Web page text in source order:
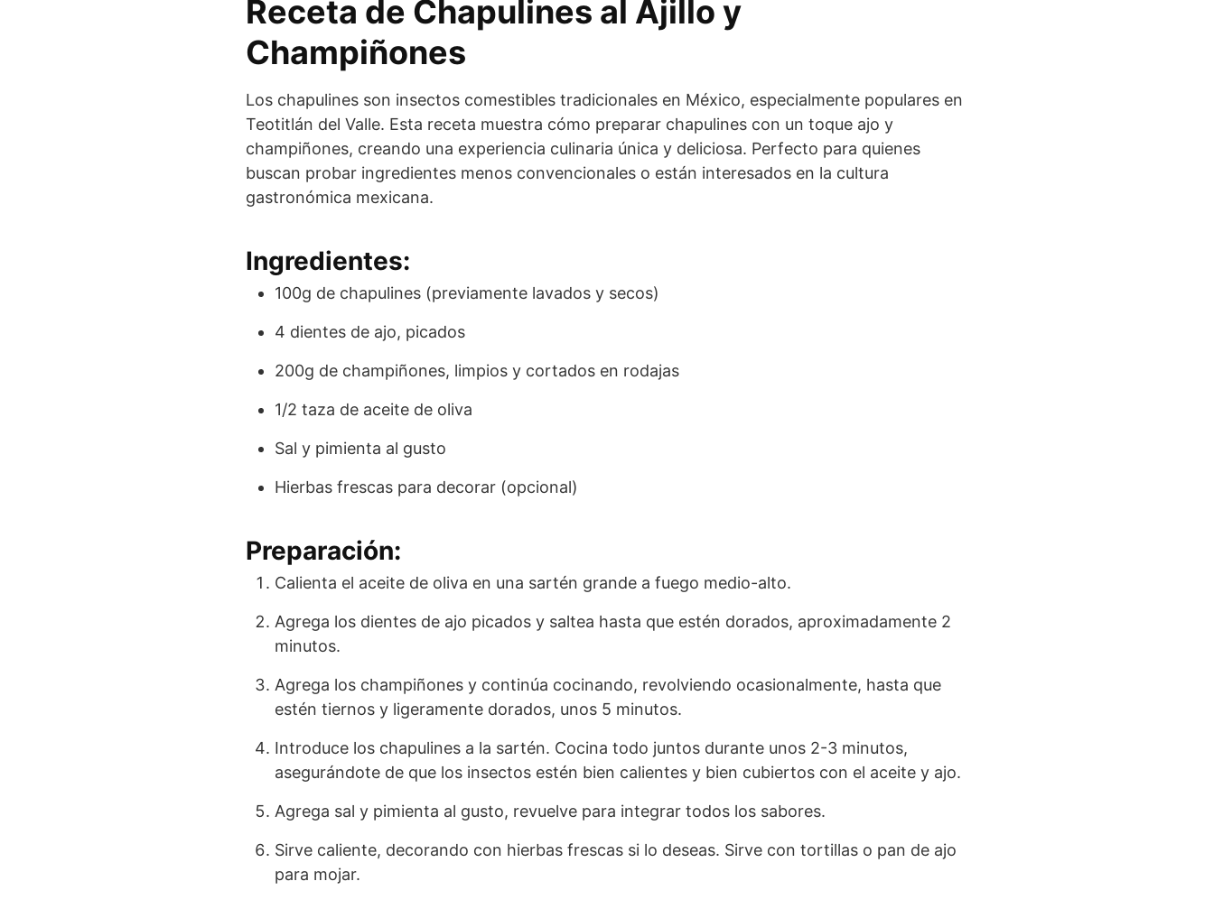
Receta de Chapulines al Ajillo y
Champiñones
Los chapulines son insectos comestibles tradicionales en México, especialmente populares en
Teotitlán del Valle. Esta receta muestra cómo preparar chapulines con un toque ajo y
champiñones, creando una experiencia culinaria única y deliciosa. Perfecto para quienes
buscan probar ingredientes menos convencionales o están interesados en la cultura
gastronómica mexicana.
Ingredientes:
100g de chapulines (previamente lavados y secos)
4 dientes de ajo, picados
200g de champiñones, limpios y cortados en rodajas
1/2 taza de aceite de oliva
Sal y pimienta al gusto
Hierbas frescas para decorar (opcional)
Preparación:
Calienta el aceite de oliva en una sartén grande a fuego medio-alto.
Agrega los dientes de ajo picados y saltea hasta que estén dorados, aproximadamente 2
minutos.
Agrega los champiñones y continúa cocinando, revolviendo ocasionalmente, hasta que
estén tiernos y ligeramente dorados, unos 5 minutos.
Introduce los chapulines a la sartén. Cocina todo juntos durante unos 2-3 minutos,
asegurándote de que los insectos estén bien calientes y bien cubiertos con el aceite y ajo.
Agrega sal y pimienta al gusto, revuelve para integrar todos los sabores.
Sirve caliente, decorando con hierbas frescas si lo deseas. Sirve con tortillas o pan de ajo
para mojar.